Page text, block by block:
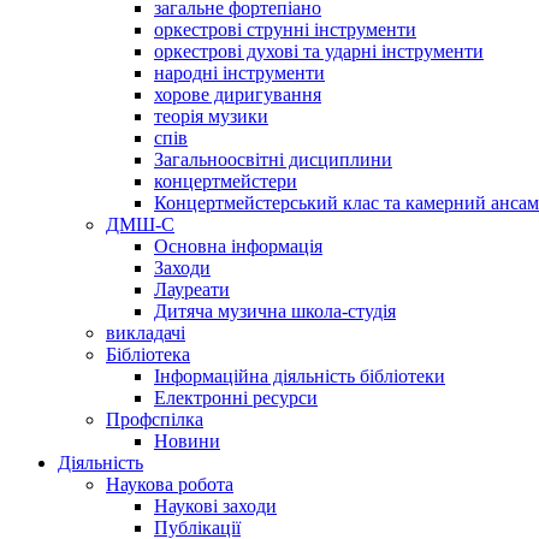
загальне фортепіано
оркестрові струнні інструменти
оркестрові духові та ударні інструменти
народні інструменти
хорове диригування
теорія музики
спів
Загальноосвітні дисциплини
концертмейстери
Концертмейстерський клас та камерний
ДМШ-С
Основна інформація
Заходи
Лауреати
Дитяча музична школа-студія
викладачі
Бібліотека
Інформаційна діяльність бібліотеки
Електронні ресурси
Профспілка
Новини
Діяльність
Наукова робота
Наукові заходи
Публікації